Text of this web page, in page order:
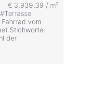
€ 3.939,39 / m²
#Terrasse
vom
Stichworte:
der